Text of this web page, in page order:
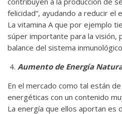
felicidad”, ayudando a reducir el
La vitamina A que por ejemplo
súper importante para la visión,
balance del sistema
Aumento de Energía
En el mercado como tal están
energéticas con un contenido
La energía que ellos aportan es